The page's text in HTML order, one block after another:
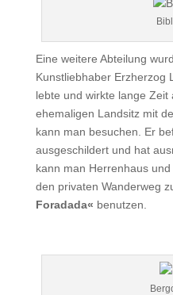
Eine weitere Abteilung
Kunstliebhaber Erzherzog
lebte und wirkte lange Zeit
ehemaligen Landsitz mit
kann man besuchen. Er
ausgeschildert und hat
kann man Herrenhaus
den privaten Wanderweg
Foradada« benutzen.